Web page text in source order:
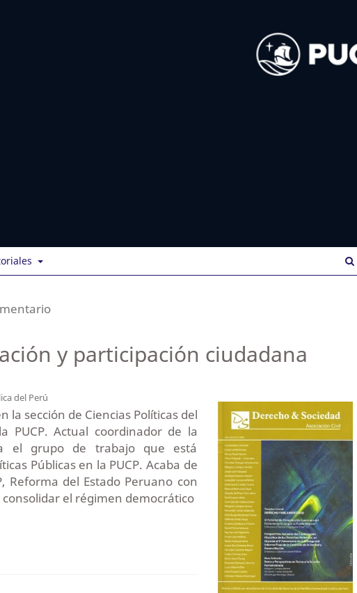
y participación ciudadana
del Perú
la sección de Ciencias Políticas del
PUCP. Actual coordinador de la
el grupo de trabajo que está
Públicas en la PUCP. Acaba de
Reforma del Estado Peruano con
el régimen democrático